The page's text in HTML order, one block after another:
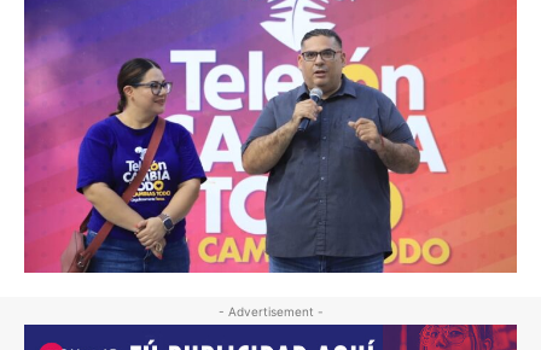
- Advertisement -